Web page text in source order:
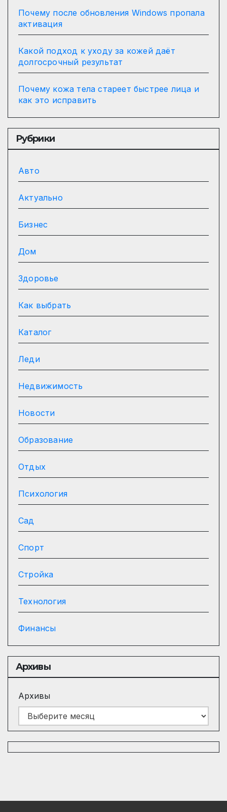
Почему после обновления Windows пропала
активация
Какой подход к уходу за кожей даёт
долгосрочный результат
Почему кожа тела стареет быстрее лица и
как это исправить
Рубрики
Авто
Актуально
Бизнес
Дом
Здоровье
Как выбрать
Каталог
Леди
Недвижимость
Новости
Образование
Отдых
Психология
Сад
Спорт
Стройка
Технология
Финансы
Архивы
Архивы